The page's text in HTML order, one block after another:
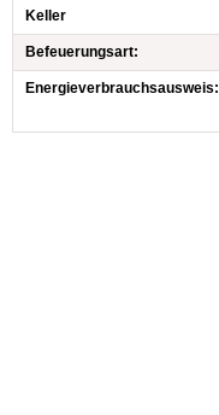
Keller
Befeuerungsart:
Energieverbrauchsausweis: